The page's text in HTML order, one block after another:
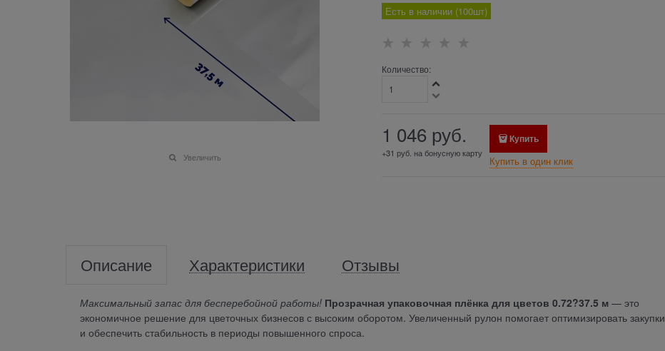
Увеличить
Есть в наличии (100шт)
Количество:
1 046 руб.
+31 руб. на бонусную карту
Купить
Купить в один клик
Описание Характеристики Отзывы
Максимальный запас для бесперебойной работы! Прозрачная упаковочная плёнка для цветов 0.72?37.5 м — это
экономичное решение для цветочных бизнесов с высоким оборотом. Увеличенный рулон помогает оптимизировать закупки
и обеспечить стабильность в периоды повышенного спроса.